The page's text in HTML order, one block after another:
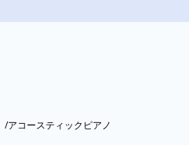
/アコースティックピアノ